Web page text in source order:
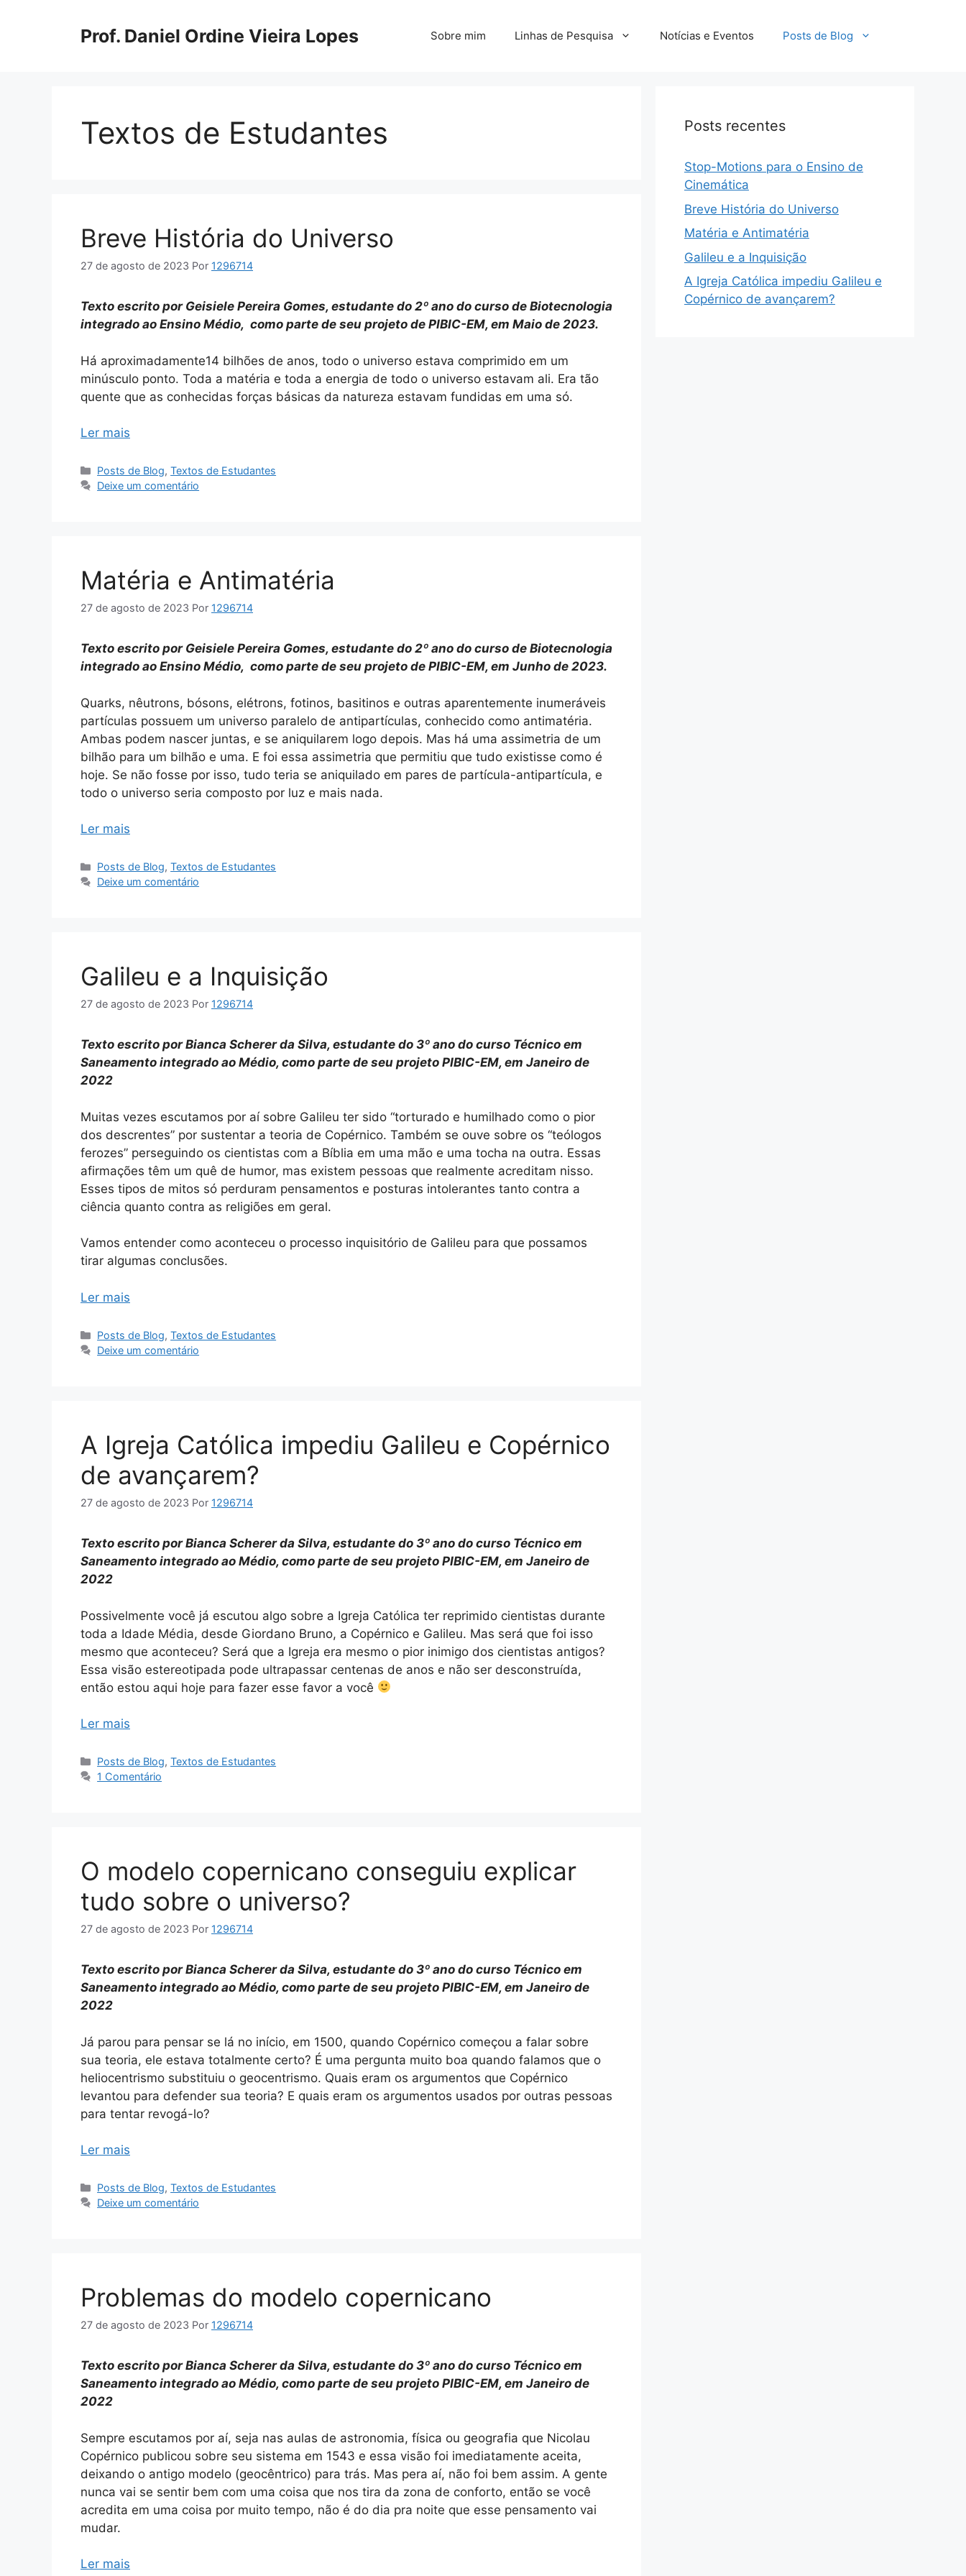
Prof. Daniel Ordine Vieira Lopes Sobre mim Linhas de Pesquisa Notícias e Eventos Posts de Blog
Textos de Estudantes
Breve História do Universo
27 de agosto de 2023 Por 1296714
Texto escrito por Geisiele Pereira Gomes, estudante do 2º ano do curso de Biotecnologia
integrado ao Ensino Médio, como parte de seu projeto de PIBIC-EM, em Maio de 2023.
Há aproximadamente14 bilhões de anos, todo o universo estava comprimido em um
minúsculo ponto. Toda a matéria e toda a energia de todo o universo estavam ali. Era tão
quente que as conhecidas forças básicas da natureza estavam fundidas em uma só.
Ler mais
Categorias
Posts de Blog,Textos de Estudantes
Deixe um comentário
Matéria e Antimatéria
27 de agosto de 2023 Por 1296714
Texto escrito por Geisiele Pereira Gomes, estudante do 2º ano do curso de Biotecnologia
integrado ao Ensino Médio, como parte de seu projeto de PIBIC-EM, em Junho de 2023.
Quarks, nêutrons, bósons, elétrons, fotinos, basitinos e outras aparentemente inumeráveis
partículas possuem um universo paralelo de antipartículas, conhecido como antimatéria.
Ambas podem nascer juntas, e se aniquilarem logo depois. Mas há uma assimetria de um
bilhão para um bilhão e uma. E foi essa assimetria que permitiu que tudo existisse como é
hoje. Se não fosse por isso, tudo teria se aniquilado em pares de partícula-antipartícula, e
todo o universo seria composto por luz e mais nada.
Ler mais
Categorias
Posts de Blog,Textos de Estudantes
Deixe um comentário
Galileu e a Inquisição
27 de agosto de 2023 Por 1296714
Texto escrito por Bianca Scherer da Silva, estudante do 3º ano do curso Técnico em
Saneamento integrado ao Médio, como parte de seu projeto PIBIC-EM, em Janeiro de
2022
Muitas vezes escutamos por aí sobre Galileu ter sido “torturado e humilhado como o pior
dos descrentes” por sustentar a teoria de Copérnico. Também se ouve sobre os “teólogos
ferozes” perseguindo os cientistas com a Bíblia em uma mão e uma tocha na outra. Essas
afirmações têm um quê de humor, mas existem pessoas que realmente acreditam nisso.
Esses tipos de mitos só perduram pensamentos e posturas intolerantes tanto contra a
ciência quanto contra as religiões em geral.
Vamos entender como aconteceu o processo inquisitório de Galileu para que possamos
tirar algumas conclusões.
Ler mais
Categorias
Posts de Blog,Textos de Estudantes
Deixe um comentário
A Igreja Católica impediu Galileu e Copérnico
de avançarem?
27 de agosto de 2023 Por 1296714
Texto escrito por Bianca Scherer da Silva, estudante do 3º ano do curso Técnico em
Saneamento integrado ao Médio, como parte de seu projeto PIBIC-EM, em Janeiro de
2022
Possivelmente você já escutou algo sobre a Igreja Católica ter reprimido cientistas durante
toda a Idade Média, desde Giordano Bruno, a Copérnico e Galileu. Mas será que foi isso
mesmo que aconteceu? Será que a Igreja era mesmo o pior inimigo dos cientistas antigos?
Essa visão estereotipada pode ultrapassar centenas de anos e não ser desconstruída,
então estou aqui hoje para fazer esse favor a você
Ler mais
Categorias
Posts de Blog,Textos de Estudantes
1 Comentário
O modelo copernicano conseguiu explicar
tudo sobre o universo?
27 de agosto de 2023 Por 1296714
Texto escrito por Bianca Scherer da Silva, estudante do 3º ano do curso Técnico em
Saneamento integrado ao Médio, como parte de seu projeto PIBIC-EM, em Janeiro de
2022
Já parou para pensar se lá no início, em 1500, quando Copérnico começou a falar sobre
sua teoria, ele estava totalmente certo? É uma pergunta muito boa quando falamos que o
heliocentrismo substituiu o geocentrismo. Quais eram os argumentos que Copérnico
levantou para defender sua teoria? E quais eram os argumentos usados por outras pessoas
para tentar revogá-lo?
Ler mais
Categorias
Posts de Blog,Textos de Estudantes
Deixe um comentário
Problemas do modelo copernicano
27 de agosto de 2023 Por 1296714
Texto escrito por Bianca Scherer da Silva, estudante do 3º ano do curso Técnico em
Saneamento integrado ao Médio, como parte de seu projeto PIBIC-EM, em Janeiro de
2022
Sempre escutamos por aí, seja nas aulas de astronomia, física ou geografia que Nicolau
Copérnico publicou sobre seu sistema em 1543 e essa visão foi imediatamente aceita,
deixando o antigo modelo (geocêntrico) para trás. Mas pera aí, não foi bem assim. A gente
nunca vai se sentir bem com uma coisa que nos tira da zona de conforto, então se você
acredita em uma coisa por muito tempo, não é do dia pra noite que esse pensamento vai
mudar.
Ler mais
Posts recentes
Stop-Motions para o Ensino de
Cinemática
Breve História do Universo
Matéria e Antimatéria
Galileu e a Inquisição
A Igreja Católica impediu Galileu e
Copérnico de avançarem?